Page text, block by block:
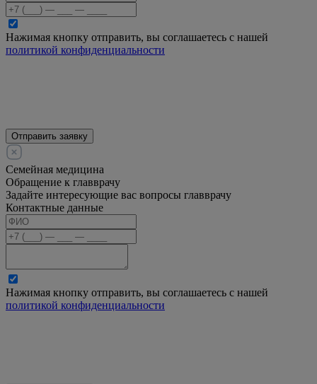
Нажимая кнопку отправить, вы соглашаетесь с нашей
политикой конфиденциальности
Отправить заявку
Семейная медицина
Обращение к главврачу
Задайте интересующие вас вопросы главврачу
Контактные данные
Нажимая кнопку отправить, вы соглашаетесь с нашей
политикой конфиденциальности